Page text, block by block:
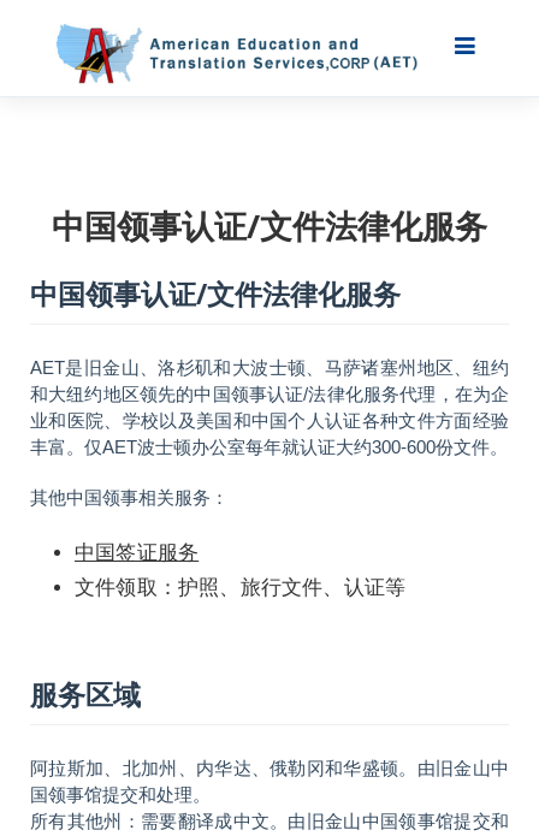
中国领事认证/文件法律化服务
中国领事认证/文件法律化服务
AET是旧金山、洛杉矶和大波士顿、马萨诸塞州地区、纽约
和大纽约地区领先的中国领事认证/法律化服务代理，在为企
业和医院、学校以及美国和中国个人认证各种文件方面经验
丰富。仅AET波士顿办公室每年就认证大约300-600份文件。
其他中国领事相关服务：
中国签证服务
文件领取：护照、旅行文件、认证等
服务区域
阿拉斯加、北加州、内华达、俄勒冈和华盛顿。由旧金山中
国领事馆提交和处理。
所有其他州：需要翻译成中文。由旧金山中国领事馆提交和